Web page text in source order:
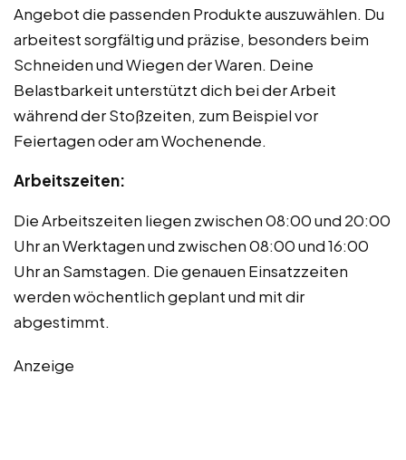
Angebot die passenden Produkte auszuwählen. Du
arbeitest sorgfältig und präzise, besonders beim
Schneiden und Wiegen der Waren. Deine
Belastbarkeit unterstützt dich bei der Arbeit
während der Stoßzeiten, zum Beispiel vor
Feiertagen oder am Wochenende.
Arbeitszeiten:
Die Arbeitszeiten liegen zwischen 08:00 und 20:00
Uhr an Werktagen und zwischen 08:00 und 16:00
Uhr an Samstagen. Die genauen Einsatzzeiten
werden wöchentlich geplant und mit dir
abgestimmt.
Anzeige